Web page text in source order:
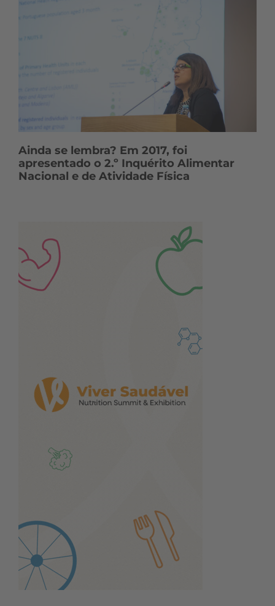
Ainda se lembra? Em 2017, foi
apresentado o 2.º Inquérito Alimentar
Nacional e de Atividade Física